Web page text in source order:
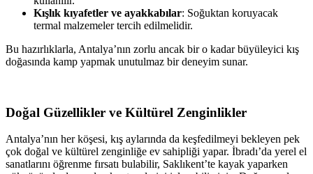
Kışlık kıyafetler ve ayakkabılar: Soğuktan koruyacak
termal malzemeler tercih edilmelidir.
Bu hazırlıklarla, Antalya’nın zorlu ancak bir o kadar büyüleyici kış
doğasında kamp yapmak unutulmaz bir deneyim sunar.
Doğal Güzellikler ve Kültürel Zenginlikler
Antalya’nın her köşesi, kış aylarında da keşfedilmeyi bekleyen pek
çok doğal ve kültürel zenginliğe ev sahipliği yapar. İbradı’da yerel el
sanatlarını öğrenme fırsatı bulabilir, Saklıkent’te kayak yaparken